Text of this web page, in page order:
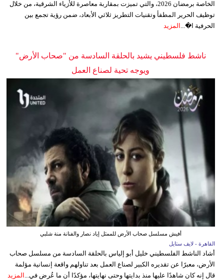
الخاصة برمضان 2026، والتي تميزت بمقاربة معاصرة للأزياء الشرقية، من خلال
توظيف الحرير المطفأ وتقنيات التطريز ثلاثي الأبعاد، ضمن رؤية تجمع بين
الحرفية ا�... المزيد
ناشط فلسطيني يشيد بالحلقة السادسة من "صحاب الأرض"
ويوجه تحية لصناع العمل
أفيش مسلسل صحاب الأرض للممثل إياد نصار والفنانة منة شلبي
القاهرة - لايف ستايل
أشاد الناشط الفلسطيني خليل أبو إلياس بالحلقة السادسة من مسلسل صحاب
الأرض، معبرًا عن تقديره الكبير لصناع العمل بعد تناولهم واقعة إنسانية مؤلمة
قال إنه كان شاهدًا عليها منذ بدايتها وحتى نهايتها، مؤكدًا أن ما عُرض في... المزيد